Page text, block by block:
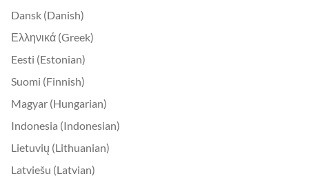
Dansk (Danish)
Ελληνικά (Greek)
Eesti (Estonian)
Suomi (Finnish)
Magyar (Hungarian)
Indonesia (Indonesian)
Lietuvių (Lithuanian)
Latviešu (Latvian)